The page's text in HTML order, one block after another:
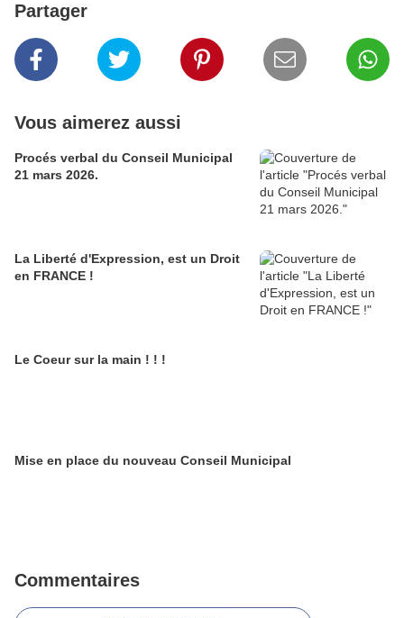
Partager
Vous aimerez aussi
Procés verbal du Conseil Municipal
21 mars 2026.
La Liberté d'Expression, est un Droit
en FRANCE !
Le Coeur sur la main ! ! !
Mise en place du nouveau Conseil Municipal
Commentaires